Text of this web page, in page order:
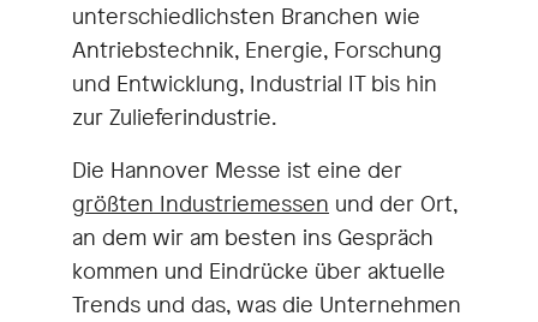
unterschiedlichsten Branchen wie
Antriebstechnik, Energie, Forschung
und Entwicklung, Industrial IT bis hin
zur Zulieferindustrie.
Die Hannover Messe ist eine der
größten Industriemessen und der Ort,
an dem wir am besten ins Gespräch
kommen und Eindrücke über aktuelle
Trends und das, was die Unternehmen